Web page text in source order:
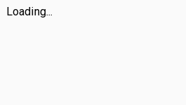
Loading...